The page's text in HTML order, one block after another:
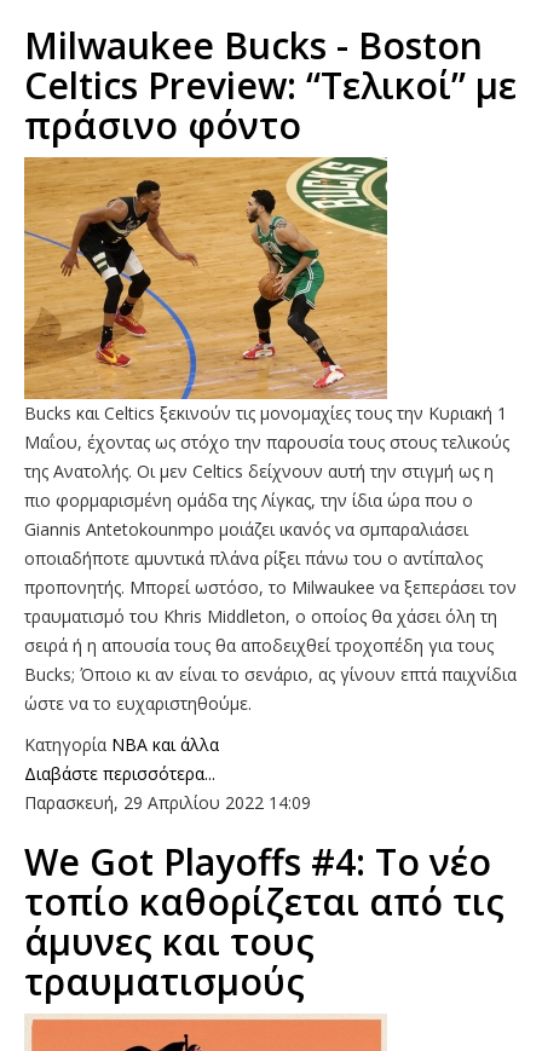
Milwaukee Bucks - Boston
Celtics Preview: “Τελικοί” με
πράσινο φόντο
Bucks και Celtics ξεκινούν τις μονομαχίες τους την Κυριακή 1
Μαΐου, έχοντας ως στόχο την παρουσία τους στους τελικούς
της Ανατολής. Οι μεν Celtics δείχνουν αυτή την στιγμή ως η
πιο φορμαρισμένη ομάδα της Λίγκας, την ίδια ώρα που ο
Giannis Antetokounmpo μοιάζει ικανός να σμπαραλιάσει
οποιαδήποτε αμυντικά πλάνα ρίξει πάνω του ο αντίπαλος
προπονητής. Μπορεί ωστόσο, το Milwaukee να ξεπεράσει τον
τραυματισμό του Khris Middleton, ο οποίος θα χάσει όλη τη
σειρά ή η απουσία τους θα αποδειχθεί τροχοπέδη για τους
Bucks; Όποιο κι αν είναι το σενάριο, ας γίνουν επτά παιχνίδια
ώστε να το ευχαριστηθούμε.
Κατηγορία NBA και άλλα
Διαβάστε περισσότερα...
Παρασκευή, 29 Απριλίου 2022 14:09
We Got Playoffs #4: To νέο
τοπίο καθορίζεται από τις
άμυνες και τους
τραυματισμούς